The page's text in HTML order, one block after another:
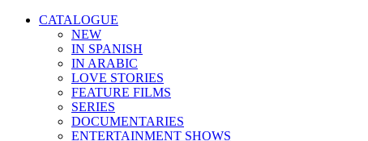
CATALOGUE
NEW
IN SPANISH
IN ARABIС
LOVE STORIES
FEATURE FILMS
SERIES
DOCUMENTARIES
ENTERTAINMENT SHOWS